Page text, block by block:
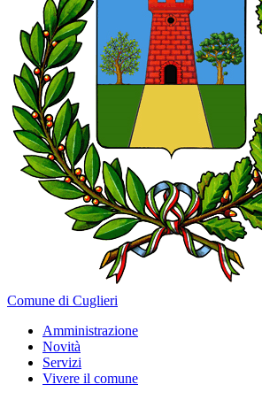
Comune di Cuglieri
Amministrazione
Novità
Servizi
Vivere il comune